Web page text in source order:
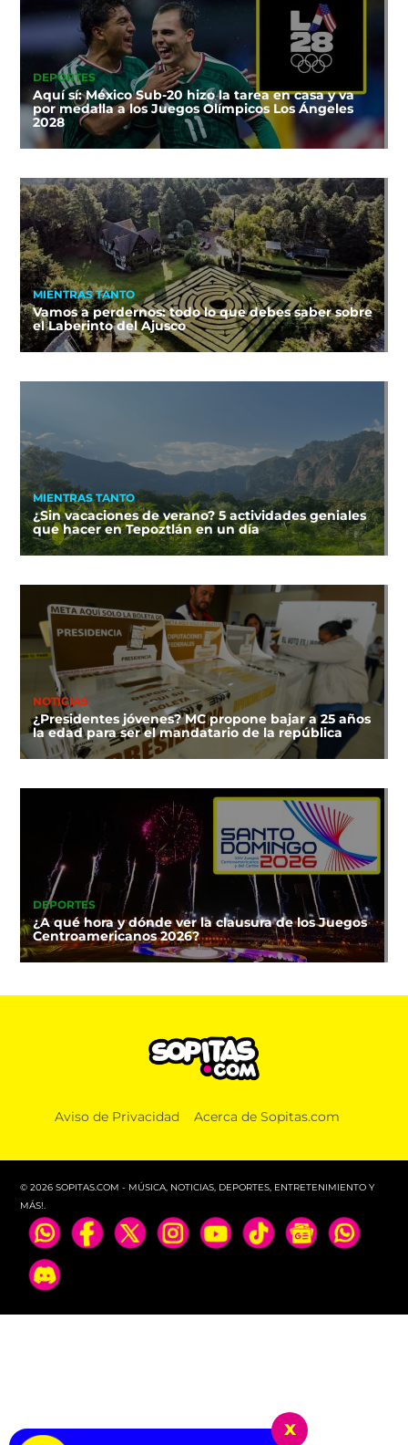
DEPORTES
Aquí sí: México Sub-20 hizo la tarea en casa y va
por medalla a los Juegos Olímpicos Los Ángeles
2028
MIENTRAS TANTO
Vamos a perdernos: todo lo que debes saber sobre
el Laberinto del Ajusco
MIENTRAS TANTO
¿Sin vacaciones de verano? 5 actividades geniales
que hacer en Tepoztlán en un día
NOTICIAS
¿Presidentes jóvenes? MC propone bajar a 25 años
la edad para ser el mandatario de la república
DEPORTES
¿A qué hora y dónde ver la clausura de los Juegos
Centroamericanos 2026?
Aviso de Privacidad Acerca de Sopitas.com
© 2026 SOPITAS.COM - MÚSICA, NOTICIAS, DEPORTES, ENTRETENIMIENTO Y
MÁS!.
x